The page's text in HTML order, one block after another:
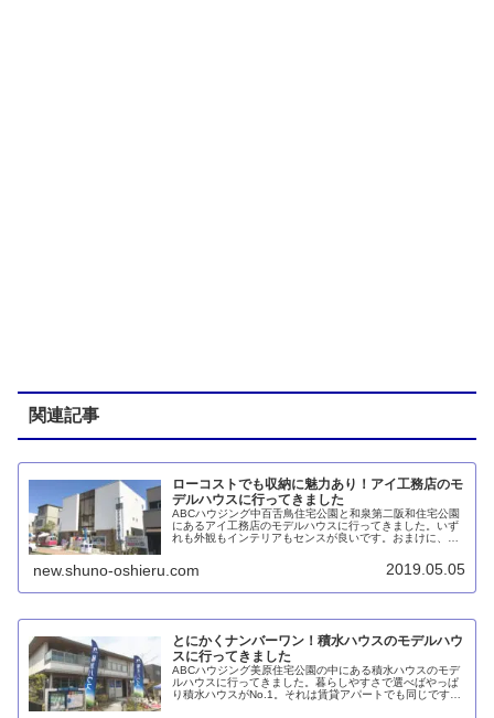
関連記事
ローコストでも収納に魅力あり！アイ工務店のモ
デルハウスに行ってきました
ABCハウジング中百舌鳥住宅公園と和泉第二阪和住宅公園
にあるアイ工務店のモデルハウスに行ってきました。いず
れも外観もインテリアもセンスが良いです。おまけに、ア
ム・シューノを採用しているなど、収納面でも優れている
と思います。ただ会社が若いというのが不安要素です。
new.shuno-oshieru.com 2019.05.05
とにかくナンバーワン！積水ハウスのモデルハウ
スに行ってきました
ABCハウジング美原住宅公園の中にある積水ハウスのモデ
ルハウスに行ってきました。暮らしやすさで選べばやっぱ
り積水ハウスがNo.1。それは賃貸アパートでも同じです。